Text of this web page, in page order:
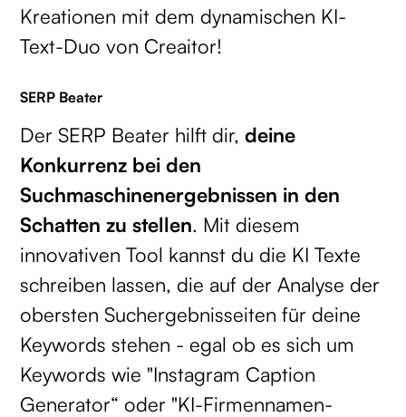
Kreationen mit dem dynamischen KI-
Text-Duo von Creaitor!
SERP Beater
Der SERP Beater hilft dir,deine
Konkurrenz bei den
Suchmaschinenergebnissen in den
Schatten zu stellen. Mit diesem
innovativen Tool kannst du die KI Texte
schreiben lassen, die auf der Analyse der
obersten Suchergebnisseiten für deine
Keywords stehen - egal ob es sich um
Keywords wie "Instagram Caption
Generator“ oder "KI-Firmennamen-